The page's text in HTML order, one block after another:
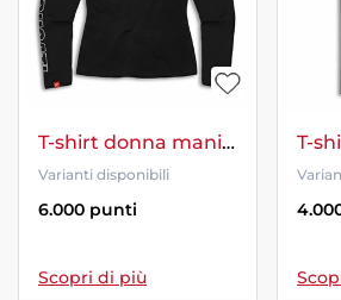
T-shirt donna manica lunga - Ducati Logo
Varianti disponibili
6.000 punti
Scopri di più